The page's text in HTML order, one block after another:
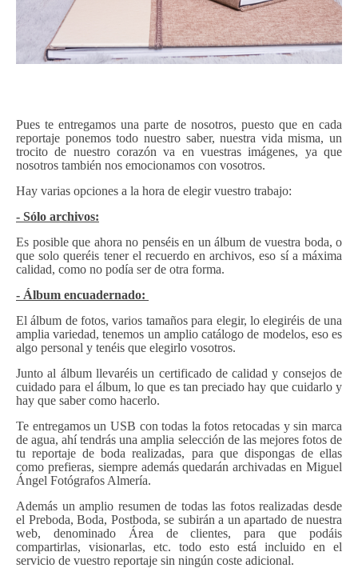
Pues te entregamos una parte de nosotros, puesto que en cada
reportaje ponemos todo nuestro saber, nuestra vida misma, un
trocito de nuestro corazón va en vuestras imágenes, ya que
nosotros también nos emocionamos con vosotros.
Hay varias opciones a la hora de elegir vuestro trabajo:
- Sólo archivos:
Es posible que ahora no penséis en un álbum de vuestra boda, o
que solo queréis tener el recuerdo en archivos, eso sí a máxima
calidad, como no podía ser de otra forma.
- Álbum encuadernado:
El álbum de fotos, varios tamaños para elegir, lo elegiréis de una
amplia variedad, tenemos un amplio catálogo de modelos, eso es
algo personal y tenéis que elegirlo vosotros.
Junto al álbum llevaréis un certificado de calidad y consejos de
cuidado para el álbum, lo que es tan preciado hay que cuidarlo y
hay que saber como hacerlo.
Te entregamos un USB con todas la fotos retocadas y sin marca
de agua, ahí tendrás una amplia selección de las mejores fotos de
tu reportaje de boda realizadas, para que dispongas de ellas
como prefieras, siempre además quedarán archivadas en Miguel
Ángel Fotógrafos Almería.
Además un amplio resumen de todas las fotos realizadas desde
el Preboda, Boda, Postboda, se subirán a un apartado de nuestra
web, denominado Área de clientes, para que podáis
compartirlas, visionarlas, etc. todo esto está incluido en el
servicio de vuestro reportaje sin ningún coste adicional.